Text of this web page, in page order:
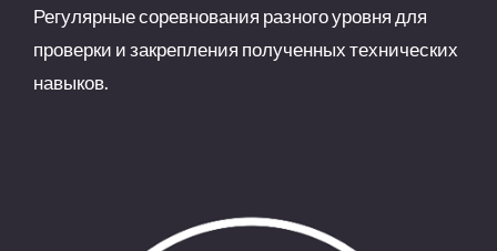
Регулярные соревнования разного уровня для
проверки и закрепления полученных технических
навыков.